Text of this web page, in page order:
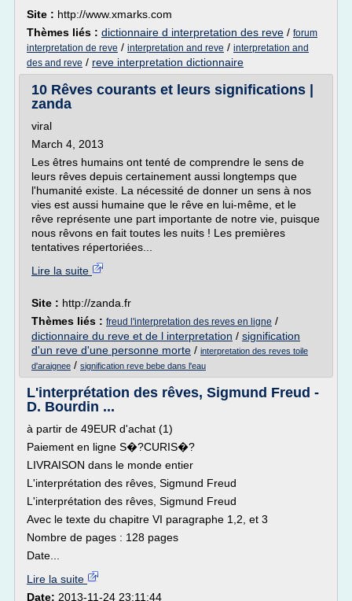
Site : http://www.xmarks.com
Thèmes liés : dictionnaire d interpretation des reve / forum
interpretation de reve / interpretation and reve / interpretation and
des and reve / reve interpretation dictionnaire
10 Rêves courants et leurs significations |
zanda
viral
March 4, 2013
Les êtres humains ont tenté de comprendre le sens de
leurs rêves depuis certainement aussi longtemps que
l'humanité existe. La nécessité de donner un sens à nos
vies est aussi humaine que le rêve en lui-même, et le
rêve représente une part importante de notre vie, puisque
nous rêvons en fait toutes les nuits ! Les premières
tentatives répertoriées...
Lire la suite
Site : http://zanda.fr
Thèmes liés : freud l'interpretation des reves en ligne /
dictionnaire du reve et de l interpretation / signification
d'un reve d'une personne morte / interpretation des reves toile
d'araignee / signification reve bebe dans l'eau
L'interprétation des rêves, Sigmund Freud -
D. Bourdin ...
à partir de 49EUR d'achat (1)
Paiement en ligne S�?CURIS�?
LIVRAISON dans le monde entier
L'interprétation des rêves, Sigmund Freud
L'interprétation des rêves, Sigmund Freud
Avec le texte du chapitre VI paragraphe 1,2, et 3
Nombre de pages : 128 pages
Date...
Lire la suite
Date: 2013-11-24 23:11:44